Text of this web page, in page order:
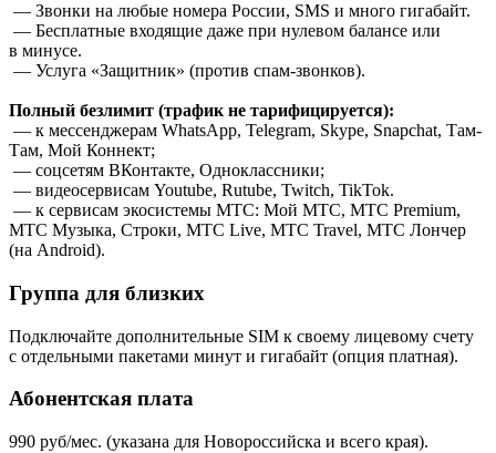
— Звонки на любые номера России, SMS и много гигабайт.
— Бесплатные входящие даже при нулевом балансе или
в минусе.
— Услуга «Защитник» (против спам-звонков).
Полный безлимит (трафик не тарифицируется):
— к мессенджерам WhatsApp, Telegram, Skype, Snapchat, Там-
Там, Мой Коннект;
— соцсетям ВКонтакте, Одноклассники;
— видеосервисам Youtube, Rutube, Twitch, TikTok.
— к сервисам экосистемы МТС: Мой МТС, МТС Premium,
МТС Музыка, Строки, МТС Live, МТС Travel, МТС Лончер
(на Android).
Группа для близких
Подключайте дополнительные SIM к своему лицевому счету
с отдельными пакетами минут и гигабайт (опция платная).
Абонентская плата
990 руб/мес. (указана для Новороссийска и всего края).